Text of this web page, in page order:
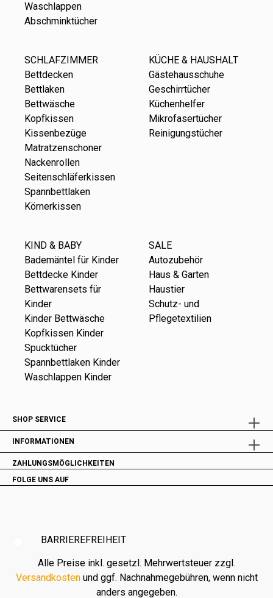
Waschlappen
Abschminktücher
SCHLAFZIMMER
Bettdecken
Bettlaken
Bettwäsche
Kopfkissen
Kissenbezüge
Matratzenschoner
Nackenrollen
Seitenschläferkissen
Spannbettlaken
Körnerkissen
KÜCHE & HAUSHALT
Gästehausschuhe
Geschirrtücher
Küchenhelfer
Mikrofasertücher
Reinigungstücher
KIND & BABY
Bademäntel für Kinder
Bettdecke Kinder
Bettwarensets für
Kinder
Kinder Bettwäsche
Kopfkissen Kinder
Spucktücher
Spannbettlaken Kinder
Waschlappen Kinder
SALE
Autozubehör
Haus & Garten
Haustier
Schutz- und
Pflegetextilien
SHOP SERVICE
INFORMATIONEN
ZAHLUNGSMÖGLICHKEITEN
FOLGE UNS AUF
BARRIEREFREIHEIT
Alle Preise inkl. gesetzl. Mehrwertsteuer zzgl.
Versandkostenund ggf. Nachnahmegebühren, wenn nicht
anders angegeben.